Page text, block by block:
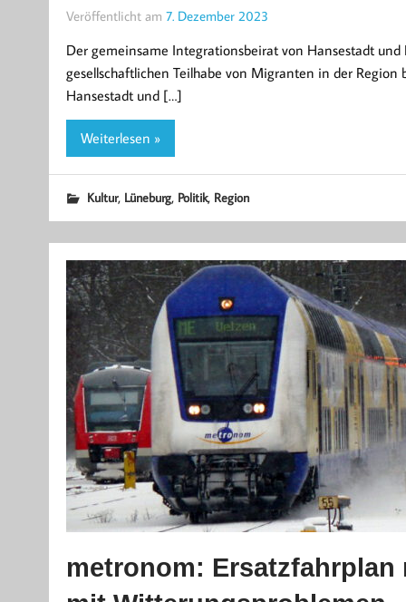
Veröffentlicht am 7. Dezember 2023
Der gemeinsame Integrationsbeirat von Hansestadt
gesellschaftlichen Teilhabe von Migranten in der
Hansestadt und […]
Weiterlesen »
Kultur, Lüneburg, Politik, Region
metronom: Ersatzfahrplan